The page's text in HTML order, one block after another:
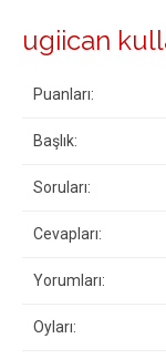
ugiican
Puanları:
Başlık:
Soruları:
Cevapları:
Yorumları:
Oyları: